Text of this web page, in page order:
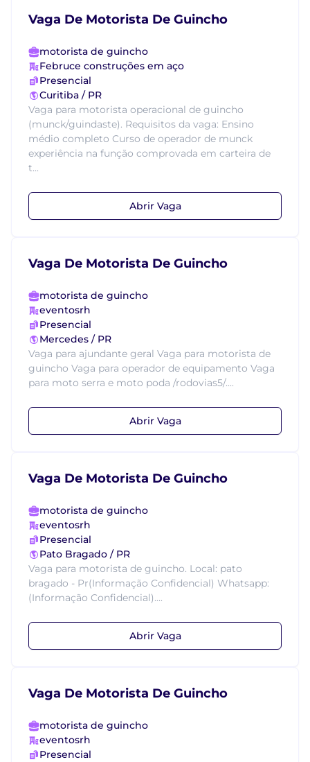
Vaga De Motorista De Guincho
motorista de guincho
Februce construções em aço
Presencial
Curitiba / PR
Vaga para motorista operacional de guincho
(munck/guindaste). Requisitos da vaga: Ensino
médio completo Curso de operador de munck
experiência na função comprovada em carteira de
t...
Abrir Vaga
Vaga De Motorista De Guincho
motorista de guincho
eventosrh
Presencial
Mercedes / PR
Vaga para ajundante geral Vaga para motorista de
guincho Vaga para operador de equipamento Vaga
para moto serra e moto poda /rodovias5/....
Abrir Vaga
Vaga De Motorista De Guincho
motorista de guincho
eventosrh
Presencial
Pato Bragado / PR
Vaga para motorista de guincho. Local: pato
bragado - Pr(Informação Confidencial) Whatsapp:
(Informação Confidencial)....
Abrir Vaga
Vaga De Motorista De Guincho
motorista de guincho
eventosrh
Presencial